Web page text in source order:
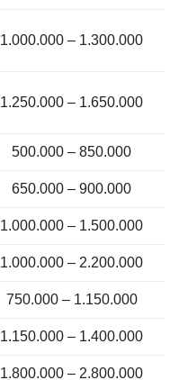
1.000.000 – 1.300.000
1.250.000 – 1.650.000
500.000 – 850.000
650.000 – 900.000
1.000.000 – 1.500.000
1.000.000 – 2.200.000
750.000 – 1.150.000
1.150.000 – 1.400.000
1.800.000 – 2.800.000